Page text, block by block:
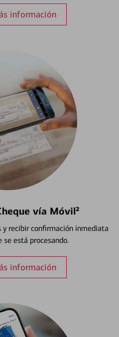
información
vía Móvil²
y recibir confirmación inmediata
se está procesando.
información